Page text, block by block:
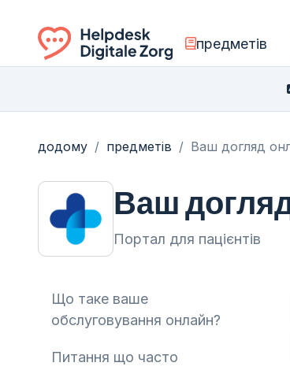
Ga naar de homepagina
предметів
додому / предметів / Ваш догляд
Ваш
Портал для пацієнтів
Що таке ваше
обслуговування онлайн?
Питання що часто